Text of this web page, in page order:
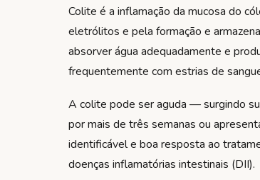
Colite é a inflamação da mucosa do
eletrólitos e pela formação e
absorver água adequadamente e
frequentemente com estrias de
A colite pode ser aguda — surgindo
por mais de três semanas ou
identificável e boa resposta ao
doenças inflamatórias intestinais (DII).